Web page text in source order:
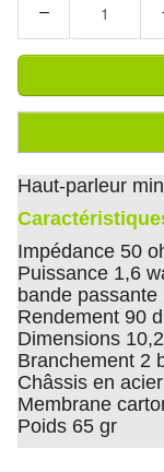
−
Haut-parleur
Impédance 50
Puissance 1,6
bande passante
Rendement 90
Dimensions
Branchement 2
Châssis en
Membrane
Poids 65 gr